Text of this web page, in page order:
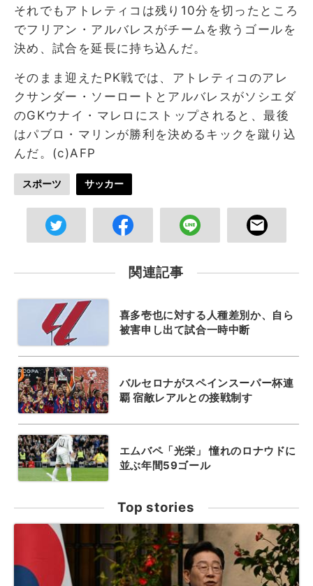
それでもアトレティコは残り10分を切ったところ
でフリアン・アルバレスがチームを救うゴールを
決め、試合を延長に持ち込んだ。
そのまま迎えたPK戦では、アトレティコのアレ
クサンダー・ソーロートとアルバレスがソシエダ
のGKウナイ・マレロにストップされると、最後
はパブロ・マリンが勝利を決めるキックを蹴り込
んだ。(c)AFP
スポーツ サッカー
関連記事
喜多壱也に対する人種差別か、自ら
被害申し出て試合一時中断
バルセロナがスペインスーパー杯連
覇 宿敵レアルとの接戦制す
エムバペ「光栄」 憧れのロナウドに
並ぶ年間59ゴール
Top stories